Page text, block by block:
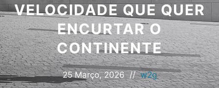
VELOCIDADE QUE QUER
ENCURTAR O
CONTINENTE
25 Março, 2026 // w2g